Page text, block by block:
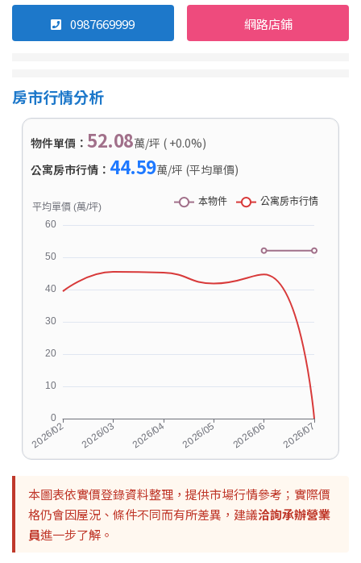
0987669999 網路店鋪
房市行情分析
物件單價： 52.08萬/坪 ( +0.0%)
公寓房市行情： 44.59萬/坪 (平均單價)
本圖表依實價登錄資料整理，提供市場行情參考；實際價
格仍會因屋況、條件不同而有所差異，建議洽詢承辦營業
員進一步了解。